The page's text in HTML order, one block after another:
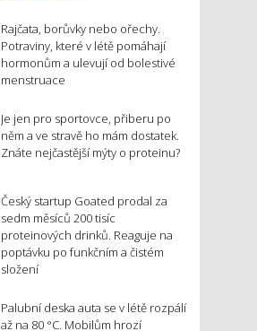
Rajčata, borůvky nebo ořechy.
Potraviny, které v létě pomáhají
hormonům a ulevují od bolestivé
menstruace
Je jen pro sportovce, přiberu po
něm a ve stravě ho mám dostatek.
Znáte nejčastější mýty o proteinu?
Český startup Goated prodal za
sedm měsíců 200 tisíc
proteinových drinků. Reaguje na
poptávku po funkčním a čistém
složení
Palubní deska auta se v létě rozpálí
až na 80 °C. Mobilům hrozí